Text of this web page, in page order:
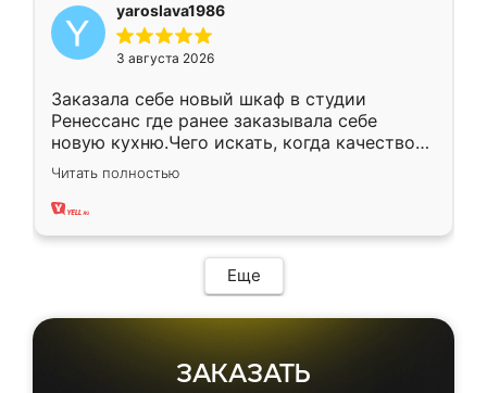
yaroslava1986
3 августа 2026
Заказала себе новый шкаф в студии
Ренессанс где ранее заказывала себе
новую кухню.Чего искать, когда качеством
вполне довольна. Служит кухня уже почти
два года, нареканий нет.
Читать полностью
Еще
ЗАКАЗАТЬ